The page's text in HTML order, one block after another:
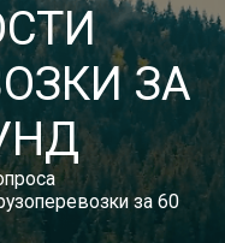
533-86-05
бесплатный
Отзывы
Статьи
Новости
Документы
ЗА
за 60